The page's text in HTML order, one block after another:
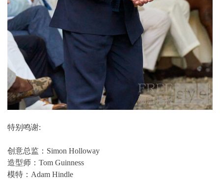
特别鸣谢:
创意总监：Simon Holloway
造型师：Tom Guinness
模特：Adam Hindle